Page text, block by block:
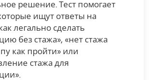
решение. Тест помогает
ищут ответы на
легально сделать
без стажа», «нет стажа
как пройти» или
стажа для